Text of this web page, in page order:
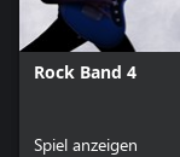
Rock Band 4
Spiel anzeigen